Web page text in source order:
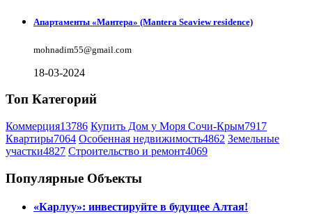
Апартаменты «Мантера» (Mantera Seaview rеsidence)
mohnadim55@gmail.com
18-03-2024
Топ Категорий
Коммерция13786 Купить Дом у Моря Сочи-Крым7917
Квартиры7064 Особенная недвижимость4862 Земельные
участки4827 Строительство и ремонт4069
Популярные Объекты
«Карлуу»: инвестируйте в будущее Алтая!